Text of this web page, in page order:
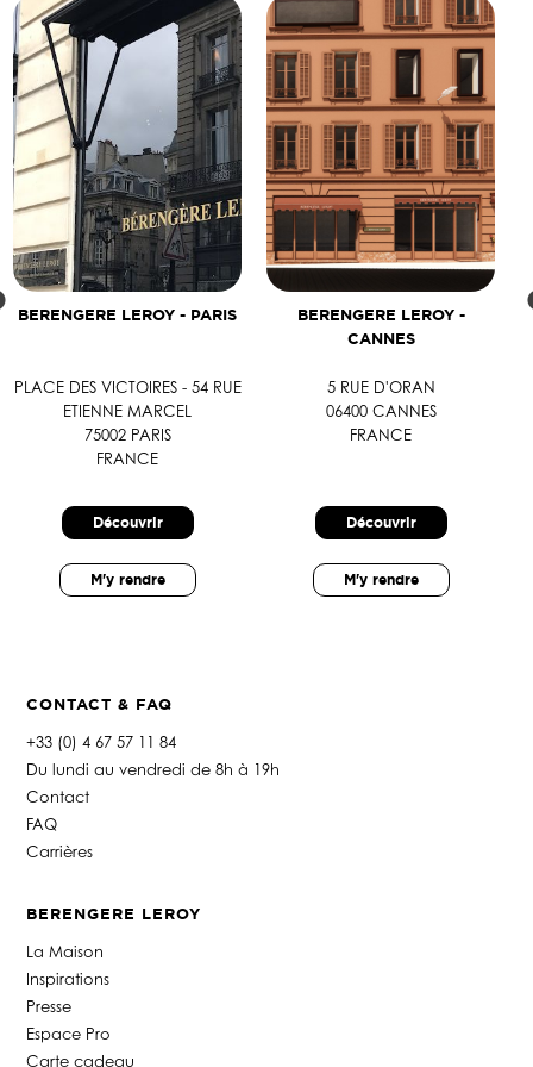
BERENGERE LEROY - PARIS
PLACE DES VICTOIRES - 54 RUE
ETIENNE MARCEL
75002 PARIS
FRANCE
Découvrir
M'y rendre
BERENGERE LEROY -
CANNES
5 RUE D'ORAN
06400 CANNES
FRANCE
Découvrir
M'y rendre
CONTACT & FAQ
+33 (0) 4 67 57 11 84
Du lundi au vendredi de 8h à 19h
Contact
FAQ
Carrières
BERENGERE LEROY
La Maison
Inspirations
Presse
Espace Pro
Carte cadeau